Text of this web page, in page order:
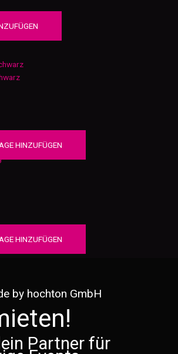
HINZUFÜGEN
HINZUFÜGEN
by hochton GmbH
Partner für